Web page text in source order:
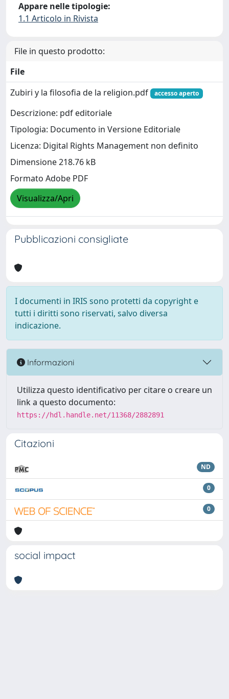
Appare nelle tipologie:
1.1 Articolo in Rivista
File in questo prodotto:
File
Zubiri y la filosofia de la religion.pdf
accesso aperto
Descrizione: pdf editoriale
Tipologia: Documento in Versione Editoriale
Licenza: Digital Rights Management non definito
Dimensione 218.76 kB
Formato Adobe PDF
Visualizza/Apri
Pubblicazioni consigliate
I documenti in IRIS sono protetti da copyright e
tutti i diritti sono riservati, salvo diversa
indicazione.
Informazioni
Utilizza questo identificativo per citare o creare un
link a questo documento:
https://hdl.handle.net/11368/2882891
Citazioni
ND
0
0
social impact